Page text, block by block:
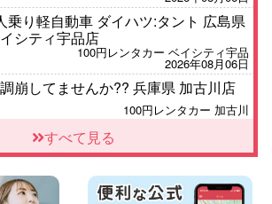
乗り軽自動車 ダイハツ:タント 広島県
シティ宇品店
100円レンタカー ベイシティ宇品
2026年08月06日
崩してませんか?? 兵庫県 加古川店
100円レンタカー 加古川
渡の夏はレンタカーで自由に!】 新潟
100円レンタカー 両津
2026年08月06日
すべて見る